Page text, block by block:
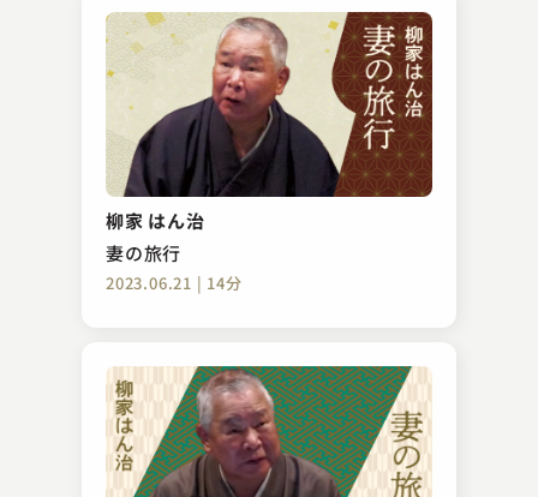
柳家 はん治
妻の旅行
2023.06.21 | 14分
柳家 一九
都々逸親子
2023.01.12 | 10分